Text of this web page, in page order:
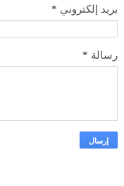
بريد إلكتروني *
رسالة *